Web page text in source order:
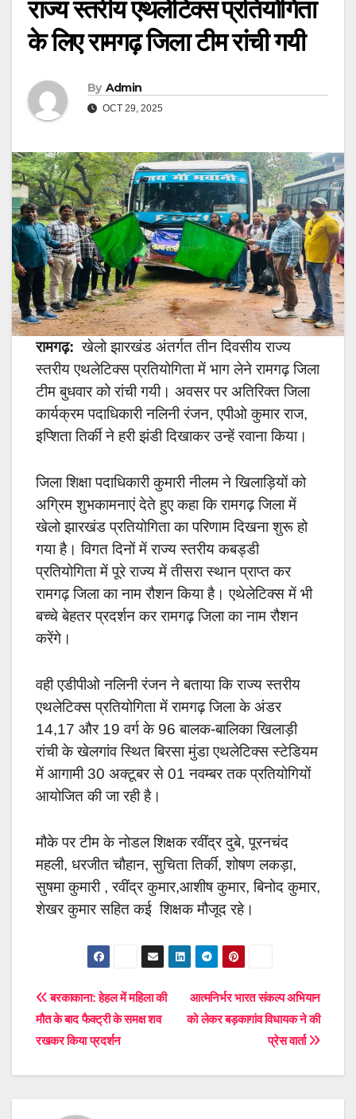
राज्य स्तरीय एथलेटिक्स प्रतियोगिता
के लिए रामगढ़ जिला टीम रांची गयी
By Admin
OCT 29, 2025
रामगढ़: खेलो झारखंड अंतर्गत तीन दिवसीय राज्य
स्तरीय एथलेटिक्स प्रतियोगिता में भाग लेने रामगढ़ जिला
टीम बुधवार को रांची गयी। अवसर परअतिरिक्त जिला
कार्यक्रम पदाधिकारी नलिनी रंजन, एपीओ कुमार राज,
इप्शिता तिर्की ने हरी झंडी दिखाकर उन्हें रवाना किया।
जिला शिक्षा पदाधिकारी कुमारी नीलम ने खिलाड़ियों को
अग्रिम शुभकामनाएं देते हुए कहा कि रामगढ़ जिला में
खेलो झारखंड प्रतियोगिता का परिणाम दिखना शुरू हो
गया है। विगत दिनों में राज्य स्तरीय कबड्डी
प्रतियोगिता में पूरे राज्य में तीसरा स्थान प्राप्त कर
रामगढ़ जिला का नाम रौशन किया है। एथेलेटिक्स में भी
बच्चे बेहतर प्रदर्शन कर रामगढ़ जिला का नाम रौशन
करेंगे।
वही एडीपीओ नलिनी रंजन ने बताया कि राज्य स्तरीय
एथलेटिक्स प्रतियोगिता में रामगढ़ जिला के अंडर
14,17 और 19 वर्ग के 96 बालक-बालिका खिलाड़ी
रांची के खेलगांव स्थित बिरसा मुंडा एथलेटिक्स स्टेडियम
में आगामी 30 अक्टूबर से 01 नवम्बर तक प्रतियोगियों
आयोजित की जा रही है।
मौके पर टीम के नोडल शिक्षक रवींद्र दुबे, पूरनचंद
महली, धरजीत चौहान, सुचिता तिर्की, शोषण लकड़ा,
सुषमा कुमारी , रवींद्र कुमार,आशीष कुमार, बिनोद कुमार,
शेखर कुमार सहित कई शिक्षक मौजूद रहे।
Post
navigation
आत्मनिर्भर भारत संकल्प अभियान
को लेकर बड़कागांव विधायक ने की
प्रेस वार्ता
बरकाकाना: हेहल में महिला की
मौत के बाद फैक्ट्री के समक्ष शव
रखकर किया प्रदर्शन